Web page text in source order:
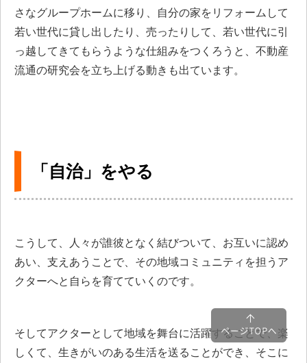
さなグループホームに移り、自分の家をリフォームして
若い世代に貸し出したり、売ったりして、若い世代に引
っ越してきてもらうような仕組みをつくろうと、不動産
流通の研究会を立ち上げる動きも出ています。
「自治」をやる
こうして、人々が誰彼となく結びついて、お互いに認め
あい、支えあうことで、その地域コミュニティを担うア
クターへと自らを育てていくのです。
そしてアクターとして地域を舞台に活躍することで、楽
しくて、生きがいのある生活を送ることができ、そこに